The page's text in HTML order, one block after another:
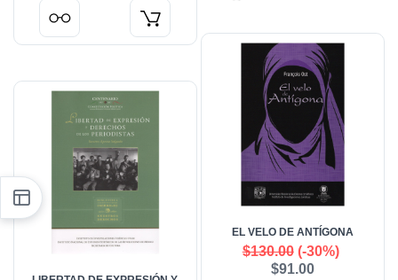
EL VELO DE ANTÍGONA
$130.00(-30%)
$91.00